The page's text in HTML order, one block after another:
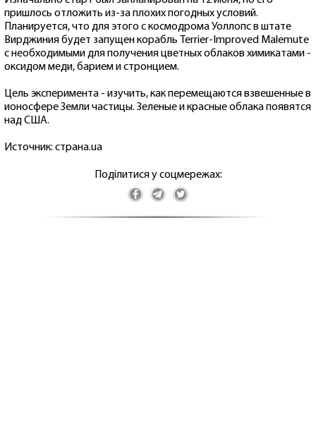
пришлось отложить из-за плохих погодных условий.
Планируется, что для этого с космодрома Уоллопс в штате
Вирджиния будет запущен корабль Terrier-Improved Malemute
с необходимыми для получения цветных облаков химикатами -
оксидом меди, барием и стронцием.
Цель эксперимента - изучить, как перемещаются взвешенные в
ионосфере Земли частицы. Зеленые и красные облака появятся
над США.
Источник: страна.ua
Поділитися у соцмережах: